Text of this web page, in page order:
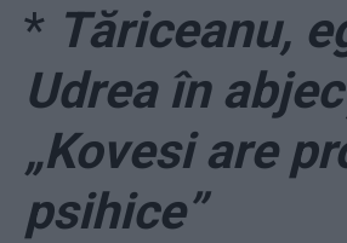
* Tăriceanu,
Udrea în
„Kovesi are
psihice”